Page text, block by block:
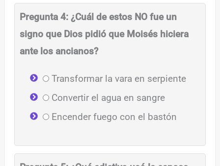
Pregunta 4: ¿Cuál de estos NO fue un
signo que Dios pidió que Moisés hiciera
ante los ancianos?
Transformar la vara en serpiente
Convertir el agua en sangre
Encender fuego con el bastón